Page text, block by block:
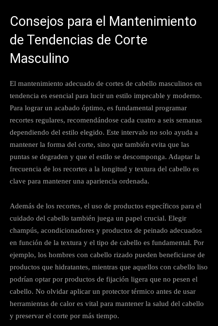
Consejos para el Mantenimiento
de Tendencias de Corte
Masculino
El mantenimiento adecuado de cortes de cabello masculinos en
tendencia es esencial para lucir un estilo impecable y moderno.
Para lograr un acabado óptimo, es fundamental programar
recortes regulares, recomendándose cada cuatro a seis semanas
dependiendo del estilo elegido. Este intervalo no solo ayuda a
mantener la forma del corte, sino que también evita que las
puntas se degraden y que el estilo se descomponga. Adaptar la
frecuencia de los recortes a la longitud y textura del cabello es
clave para mantener una apariencia ordenada.
Además de los recortes, el uso de productos específicos para el
cuidado del cabello también juega un papel crucial. Elegir
champús, acondicionadores y productos de peinado adecuados
en función de la textura y el tipo de cabello es fundamental. Por
ejemplo, los hombres con cabello rizado pueden beneficiarse de
productos que hidratantes, mientras que aquellos con cabello liso
podrían optar por productos de fijación ligera que no pesen el
cabello. No olvidar aplicar un protector térmico antes de usar
herramientas de calor es vital para mantener la salud del cabello
y preservar el corte por más tiempo.